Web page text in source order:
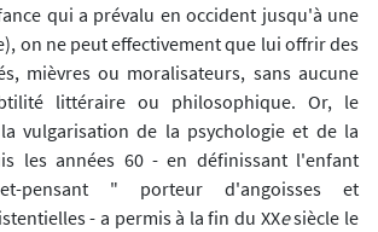
qui a prévalu en occident jusqu'à une
on ne peut effectivement que lui offrir des
mièvres ou moralisateurs, sans aucune
littéraire ou philosophique. Or, le
vulgarisation de la psychologie et de la
les années 60 - en définissant l'enfant
pensant " porteur d'angoisses et
- a permis à la fin du XXesiècle le